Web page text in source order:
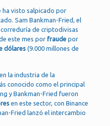
ha visto salpicado por
Sam Bankman-Fried, el
de criptodivisas
este mes por fraude por
dólares (9.000 millones de
la industria de la
conocido como el principal
y Bankman-Fried fueron
en este sector, con Binance
Fried lanzó el intercambio